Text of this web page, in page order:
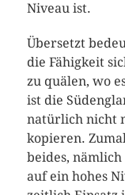
Niveau ist.
Übersetzt
die Fähigkeit
zu quälen, wo
ist die
natürlich nicht
kopieren.
beides,
auf ein hohes